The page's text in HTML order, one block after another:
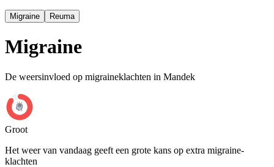
Migraine Reuma
Migraine
De weersinvloed op migraineklachten in Mandek
Groot
Het weer van vandaag geeft een grote kans op extra migraine-
klachten